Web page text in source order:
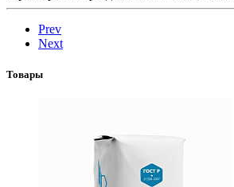
Prev
Next
Товары